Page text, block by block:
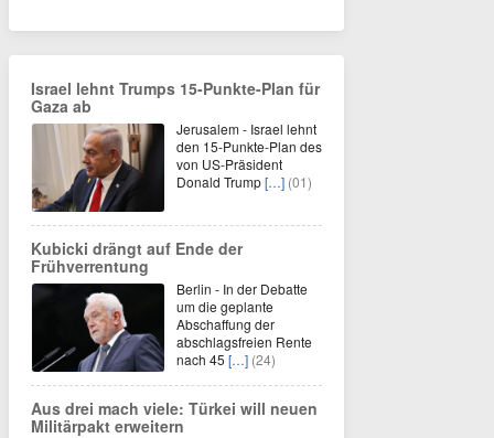
Israel lehnt Trumps 15-Punkte-Plan für
Gaza ab
Jerusalem - Israel lehnt
den 15-Punkte-Plan des
von US-Präsident
Donald Trump[…] (01)
Kubicki drängt auf Ende der
Frühverrentung
Berlin - In der Debatte
um die geplante
Abschaffung der
abschlagsfreien Rente
nach 45 […] (24)
Aus drei mach viele: Türkei will neuen
Militärpakt erweitern